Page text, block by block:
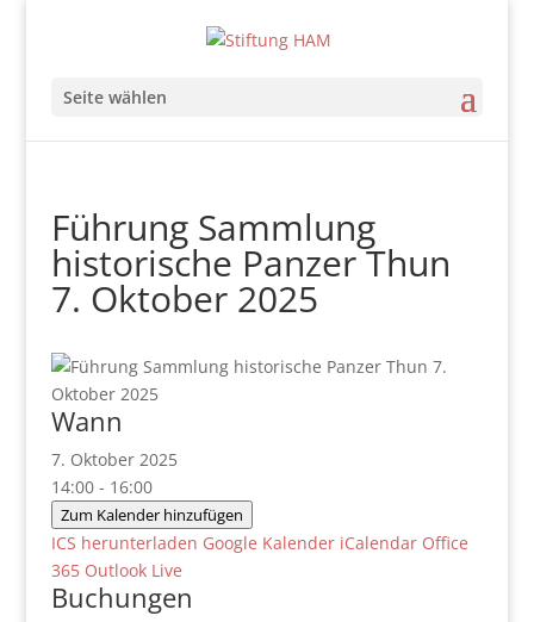
Seite wählen
Führung Sammlung
historische Panzer Thun
7. Oktober 2025
Wann
7. Oktober 2025
14:00 - 16:00
Zum Kalender hinzufügen
ICS herunterladen Google Kalender iCalendar Office
365 Outlook Live
Buchungen